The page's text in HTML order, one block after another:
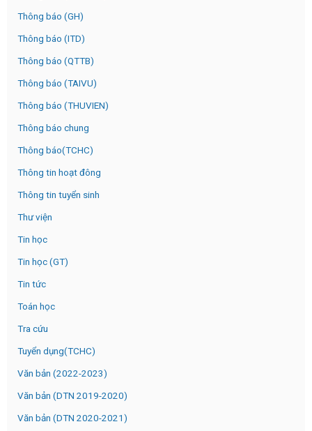
Thông báo (GH)
Thông báo (ITD)
Thông báo (QTTB)
Thông báo (TAIVU)
Thông báo (THUVIEN)
Thông báo chung
Thông báo(TCHC)
Thông tin hoạt đông
Thông tin tuyển sinh
Thư viện
Tin học
Tin học (GT)
Tin tức
Toán học
Tra cứu
Tuyển dụng(TCHC)
Văn bản (2022-2023)
Văn bản (DTN 2019-2020)
Văn bản (DTN 2020-2021)